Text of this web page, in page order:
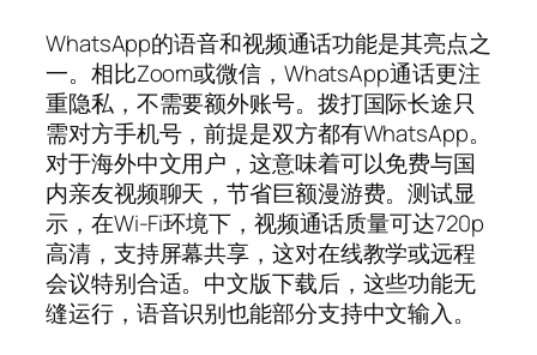
WhatsApp的语音和视频通话功能是其亮点之
一。相比Zoom或微信，WhatsApp通话更注
重隐私，不需要额外账号。拨打国际长途只
需对方手机号，前提是双方都有WhatsApp。
对于海外中文用户，这意味着可以免费与国
内亲友视频聊天，节省巨额漫游费。测试显
示，在Wi-Fi环境下，视频通话质量可达720p
高清，支持屏幕共享，这对在线教学或远程
会议特别合适。中文版下载后，这些功能无
缝运行，语音识别也能部分支持中文输入。